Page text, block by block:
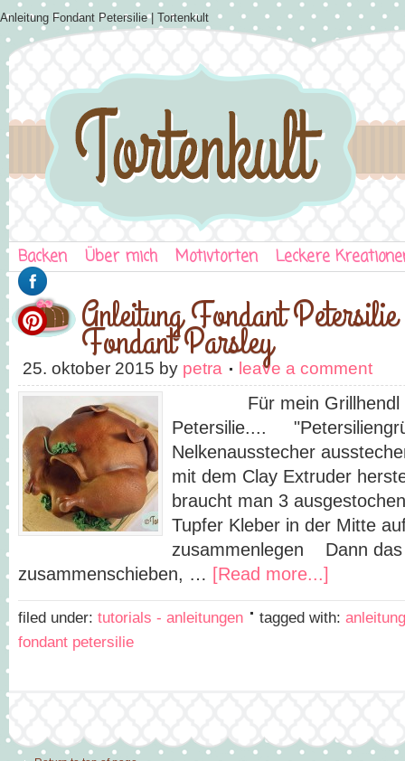
Anleitung Fondant Petersilie | Tortenkult
Backen Über mich Motivtorten Leckere
Anleitung Fondant
Fondant Parsley
25. oktober 2015 by petra leave a comment
Für mein Grillhendl
Petersilie....
Nelkenausstecher
mit dem Clay Extruder
braucht man 3
Tupfer Kleber in der Mitte
zusammenlegen Dann das
zusammenschieben, … [Read more...]
filed under: tutorials - anleitungen tagged with:
fondant petersilie